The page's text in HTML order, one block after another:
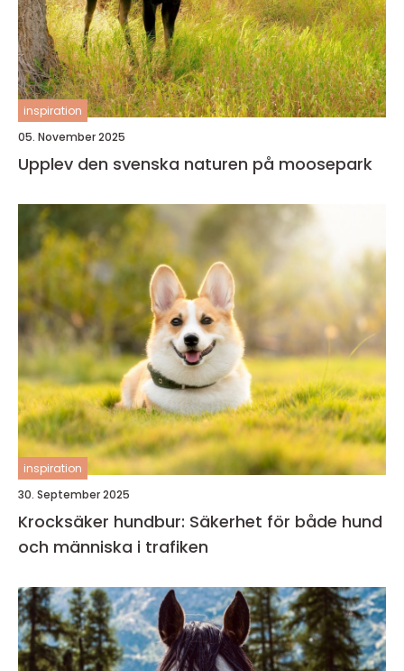
inspiration
05. November 2025
Upplev den svenska naturen på moosepark
inspiration
30. September 2025
Krocksäker hundbur: Säkerhet för både hund
och människa i trafiken